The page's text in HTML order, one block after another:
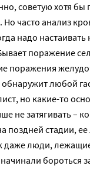
советую хотя бы
Но часто анализ
надо
поражение
поражения
любой
но какие-то
не затягивать –
поздней стадии,
даже люди,
бороться